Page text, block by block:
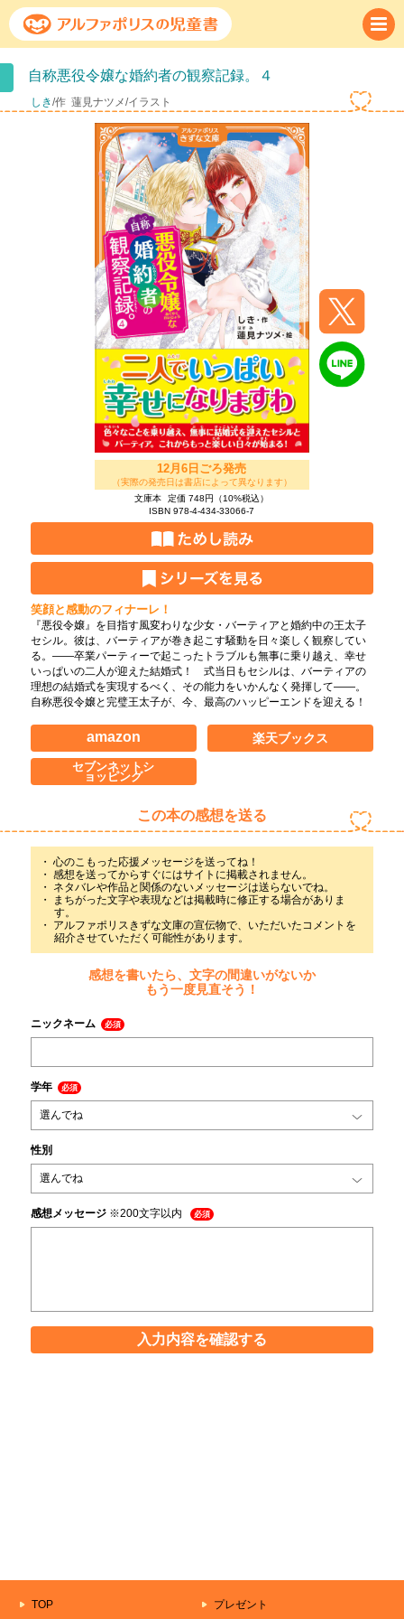
自称悪役令嬢な婚約者の観察記録。４
しき/作 蓮見ナツメ/イラスト
12月6日ごろ発売
（実際の発売日は書店によって異なります）
文庫本
定価 748円（10%税込）
ISBN 978-4-434-33066-7
笑顔と感動のフィナーレ！
『悪役令嬢』を目指す風変わりな少女・バーティアと婚約中の王太子
セシル。彼は、バーティアが巻き起こす騒動を日々楽しく観察してい
る。――卒業パーティーで起こったトラブルも無事に乗り越え、幸せ
いっぱいの二人が迎えた結婚式！ 式当日もセシルは、バーティアの
理想の結婚式を実現するべく、その能力をいかんなく発揮して――。
自称悪役令嬢と完璧王太子が、今、最高のハッピーエンドを迎える！
amazon 楽天ブックス
セブンネットシ
ョッピング
この本の感想を送る
心のこもった応援メッセージを送ってね！
感想を送ってからすぐにはサイトに掲載されません。
ネタバレや作品と関係のないメッセージは送らないでね。
まちがった文字や表現などは掲載時に修正する場合がありま
す。
アルファポリスきずな文庫の宣伝物で、いただいたコメントを
紹介させていただく可能性があります。
感想を書いたら、文字の間違いがないか
もう一度見直そう！
ニックネーム 必須
学年 必須
性別
感想メッセージ ※200文字以内 必須
入力内容を確認する
TOP プレゼント